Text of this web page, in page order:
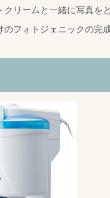
クリームと一緒に写真を
フォトジェニックの完成